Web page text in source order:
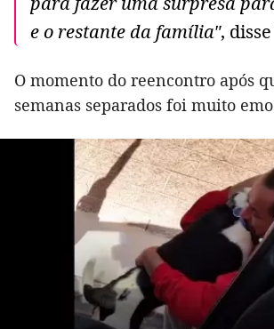
e o restante da família",
O momento do reencontro após
semanas separados foi muito